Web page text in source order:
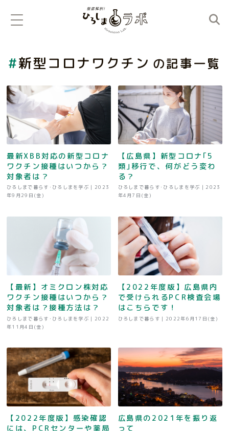
新型コロナワクチン の記事一覧
最新XBB対応の新型コロナ
ワクチン接種はいつから？
対象者は？
ひろしまで暮らす･ひろしまを学ぶ | 2023
年9月29日(金)
【広島県】新型コロナ｢5
類｣移行で、何がどう変わ
る？
ひろしまで暮らす･ひろしまを学ぶ | 2023
年4月7日(金)
【最新】オミクロン株対応
ワクチン接種はいつから？
対象者は？接種方法は？
ひろしまで暮らす･ひろしまを学ぶ | 2022
年11月4日(金)
【2022年度版】広島県内
で受けられるPCR検査会場
はこちらです！
ひろしまで暮らす | 2022年6月17日(金)
【2022年度版】感染確認
には、PCRセンターや薬局
広島県の2021年を振り返
って